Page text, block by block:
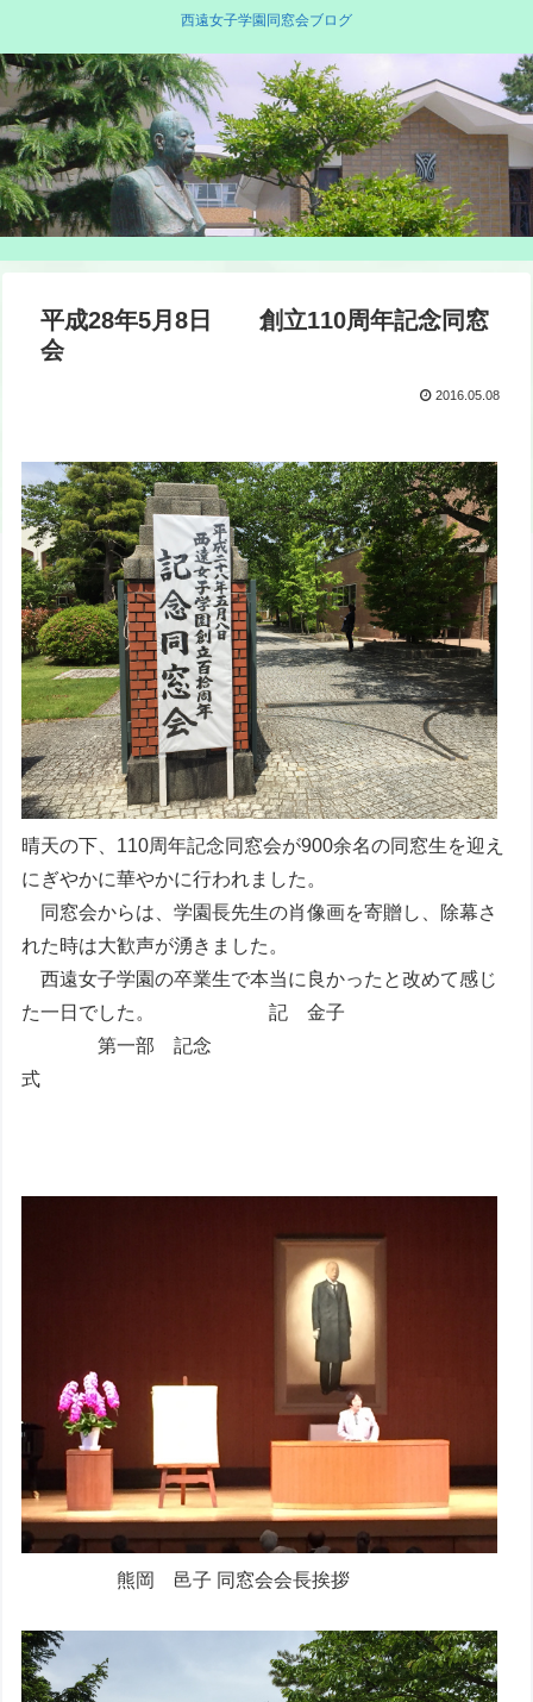
西遠女子学園同窓会ブログ
平成28年5月8日 創立110周年記念同窓
会
2016.05.08
晴天の下、110周年記念同窓会が900余名の同窓生を迎え
にぎやかに華やかに行われました。
同窓会からは、学園長先生の肖像画を寄贈し、除幕さ
れた時は大歓声が湧きました。
西遠女子学園の卒業生で本当に良かったと改めて感じ
た一日でした。 記 金子
第一部 記念
式
熊岡 邑子 同窓会会長挨拶